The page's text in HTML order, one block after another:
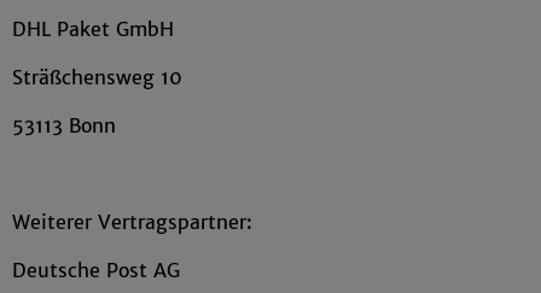
DHL Paket GmbH
Sträßchensweg 10
53113 Bonn
Weiterer Vertragspartner:
Deutsche Post AG